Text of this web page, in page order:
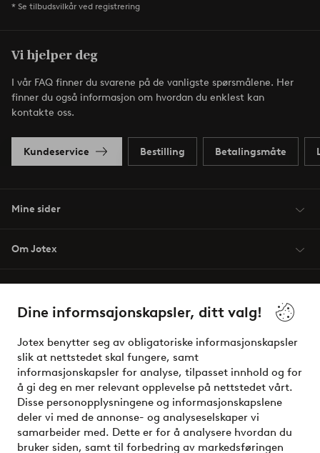
Dine informsajonskapsler, ditt valg!
Jotex benytter seg av obligatoriske informasjonskapsler
slik at nettstedet skal fungere, samt
informasjonskapsler for analyse, tilpasset innhold og for
å gi deg en mer relevant opplevelse på nettstedet vårt.
Disse personopplysningene og informasjonskapslene
deler vi med de annonse- og analyseselskaper vi
samarbeider med. Dette er for å analysere hvordan du
bruker siden, samt til forbedring av markedsføringen
* Se tilbudsvilkår ved registrering
Vi hjelper deg
I vår FAQ finner du svarene på de vanligste spørsmålene. Her
finner du også informasjon om hvordan du enklest kan
kontakte oss.
Kundeservice Bestilling Betalingsmåte
Mine sider
Om Jotex
Venner
Sikre betalinger - Betal direkte eller del opp
Vil du vite mer om våre betalingsalternativer?